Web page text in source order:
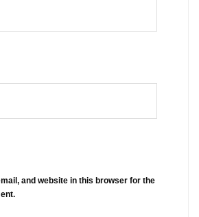
and website in this browser for the